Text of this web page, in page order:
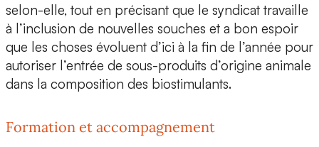
selon-elle, tout en précisant que le syndicat travaille
à l’inclusion de nouvelles souches et a bon espoir
que les choses évoluent d’ici à la fin de l’année pour
autoriser l’entrée de sous-produits d’origine animale
dans la composition des biostimulants.
Formation et accompagnement